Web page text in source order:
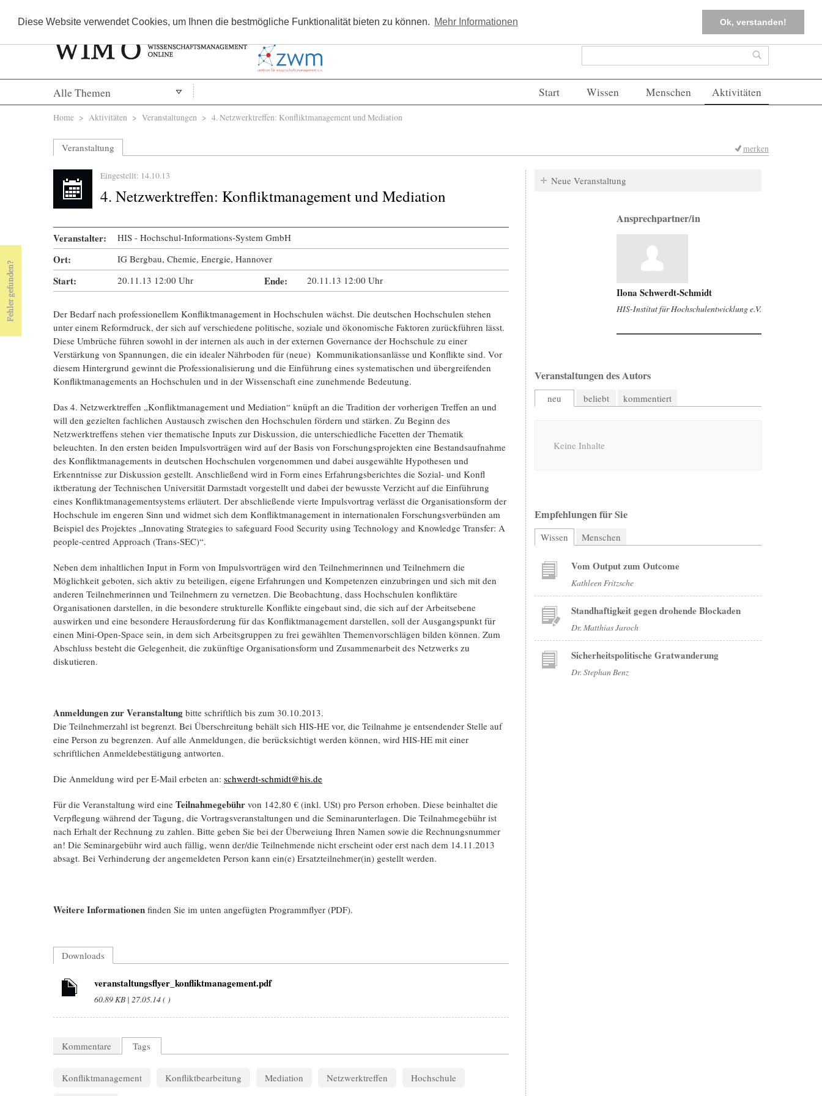
Diese Website verwendet Cookies, um Ihnen die bestmögliche Funktionalität bieten zu können. Mehr Informationen Ok, verstanden!
Kostenlos registrieren FAQs Einloggen
Suchformular Suche
Alle Themen Start Wissen Menschen Aktivitäten
Sie sind hier
Home > Aktivitäten > Veranstaltungen > 4. Netzwerktreffen: Konfliktmanagement und Mediation
Veranstaltung merken
Eingestellt: 14.10.13
4. Netzwerktreffen: Konfliktmanagement und Mediation
Veranstalter: HIS - Hochschul-Informations-System GmbH
Ort: IG Bergbau, Chemie, Energie, Hannover
Start: 20.11.13 12:00 Uhr Ende: 20.11.13 12:00 Uhr
Der Bedarf nach professionellem Konfliktmanagement in Hochschulen wächst. Die deutschen Hochschulen stehen
unter einem Reformdruck, der sich auf verschiedene politische, soziale und ökonomische Faktoren zurückführen lässt.
Diese Umbrüche führen sowohl in der internen als auch in der externen Governance der Hochschule zu einer
Verstärkung von Spannungen, die ein idealer Nährboden für (neue) Kommunikationsanlässe und Konflikte sind. Vor
diesem Hintergrund gewinnt die Professionalisierung und die Einführung eines systematischen und übergreifenden
Konfliktmanagements an Hochschulen und in der Wissenschaft eine zunehmende Bedeutung.
Das 4. Netzwerktreffen „Konfliktmanagement und Mediation“ knüpft an die Tradition der vorherigen Treffen an und
will den gezielten fachlichen Austausch zwischen den Hochschulen fördern und stärken. Zu Beginn des
Netzwerktreffens stehen vier thematische Inputs zur Diskussion, die unterschiedliche Facetten der Thematik
beleuchten. In den ersten beiden Impulsvorträgen wird auf der Basis von Forschungsprojekten eine Bestandsaufnahme
des Konfliktmanagements in deutschen Hochschulen vorgenommen und dabei ausgewählte Hypothesen und
Erkenntnisse zur Diskussion gestellt. Anschließend wird in Form eines Erfahrungsberichtes die Sozial- und Konfl
iktberatung der Technischen Universität Darmstadt vorgestellt und dabei der bewusste Verzicht auf die Einführung
eines Konfliktmanagementsystems erläutert. Der abschließende vierte Impulsvortrag verlässt die Organisationsform der
Hochschule im engeren Sinn und widmet sich dem Konfliktmanagement in internationalen Forschungsverbünden am
Beispiel des Projektes „Innovating Strategies to safeguard Food Security using Technology and Knowledge Transfer: A
people-centred Approach (Trans-SEC)“.
Neben dem inhaltlichen Input in Form von Impulsvorträgen wird den Teilnehmerinnen und Teilnehmern die
Möglichkeit geboten, sich aktiv zu beteiligen, eigene Erfahrungen und Kompetenzen einzubringen und sich mit den
anderen Teilnehmerinnen und Teilnehmern zu vernetzen. Die Beobachtung, dass Hochschulen konfliktäre
Organisationen darstellen, in die besondere strukturelle Konflikte eingebaut sind, die sich auf der Arbeitsebene
auswirken und eine besondere Herausforderung für das Konfliktmanagement darstellen, soll der Ausgangspunkt für
einen Mini-Open-Space sein, in dem sich Arbeitsgruppen zu frei gewählten Themenvorschlägen bilden können. Zum
Abschluss besteht die Gelegenheit, die zukünftige Organisationsform und Zusammenarbeit des Netzwerks zu
diskutieren.
Anmeldungen zur Veranstaltung bitte schriftlich bis zum 30.10.2013.
Die Teilnehmerzahl ist begrenzt. Bei Überschreitung behält sich HIS-HE vor, die Teilnahme je entsendender Stelle auf
eine Person zu begrenzen. Auf alle Anmeldungen, die berücksichtigt werden können, wird HIS-HE mit einer
schriftlichen Anmeldebestätigung antworten.
Die Anmeldung wird per E-Mail erbeten an: schwerdt-schmidt@his.de
Für die Veranstaltung wird eine Teilnahmegebühr von 142,80 € (inkl. USt) pro Person erhoben. Diese beinhaltet die
Verpflegung während der Tagung, die Vortragsveranstaltungen und die Seminarunterlagen. Die Teilnahmegebühr ist
nach Erhalt der Rechnung zu zahlen. Bitte geben Sie bei der Überweiung Ihren Namen sowie die Rechnungsnummer
an! Die Seminargebühr wird auch fällig, wenn der/die Teilnehmende nicht erscheint oder erst nach dem 14.11.2013
absagt. Bei Verhinderung der angemeldeten Person kann ein(e) Ersatzteilnehmer(in) gestellt werden.
Weitere Informationen finden Sie im unten angefügten Programmflyer (PDF).
Downloads
veranstaltungsflyer_konfliktmanagement.pdf
60.89 KB | 27.05.14 ( )
Kommentare Tags
Konfliktmanagement Konfliktbearbeitung Mediation Netzwerktreffen Hochschule
Neue Veranstaltung
Ansprechpartner/in
Ilona Schwerdt-Schmidt
HIS-Institut für Hochschulentwicklung e.V.
Veranstaltungen des Autors
neu beliebt kommentiert
Keine Inhalte
Empfehlungen für Sie
Wissen (aktiver Reiter)
Menschen
Vom Output zum Outcome
Kathleen Fritzsche
Standhaftigkeit gegen drohende Blockaden
Dr. Matthias Jaroch
Sicherheitspolitische Gratwanderung
Dr. Stephan Benz